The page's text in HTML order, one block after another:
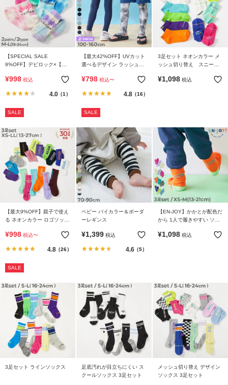
リ
か
ら
探
す
キ
ン
グ
か
探
す
か
ら
探
す
特
集
か
ら
探
す
ど
【SPECIAL SALE
9%OFF】デビロック×【ア
ショート丈 ソックス
¥998 税込
4.0（1）
SALE
【最大42%OFF】UVカット
選べるデザイン ラッシュレ
¥798 税込〜
4.8（16）
SALE
3足セット ネオンカラー メ
ッシュ切り替え スニーカ
¥1,098 税込
【最大9%OFF】親子で使え
る ネオンカラー ロゴソック
¥998 税込〜
4.8（26）
SALE
ベビー バイカラー＆ボーダ
ーレギンス
¥1,399 税込
4.6（5）
【EN-JOY】かかとが配色だ
から 1人で履きやすい ソッ
¥1,098 税込
3足セット ラインソックス
足底汚れが目立ちにくい ス
クールソックス 3足セット
メッシュ切り替え デザイン
ソックス 3足セット